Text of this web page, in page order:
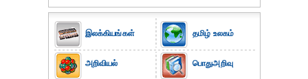
இலக்கியங்கள்
அறிவியல்
தமிழ் உலகம்
பொதுஅறிவு